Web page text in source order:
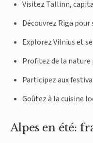
Visitez Tallinn,
Découvrez Riga
Explorez Vilnius et
Profitez de la nature
Participez aux
Goûtez à la cuisine
Alpes en été: